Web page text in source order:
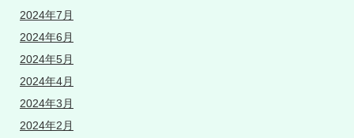
2024年7月
2024年6月
2024年5月
2024年4月
2024年3月
2024年2月